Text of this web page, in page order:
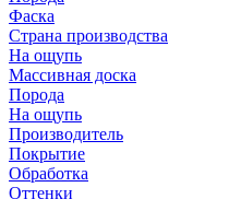
Фаска
Страна производства
На ощупь
Массивная доска
Порода
На ощупь
Производитель
Покрытие
Обработка
Оттенки